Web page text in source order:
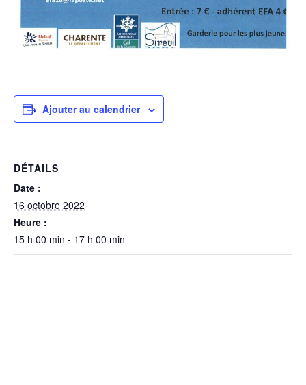
Ajouter au calendrier
DÉTAILS
Date :
16 octobre 2022
Heure :
15 h 00 min - 17 h 00 min